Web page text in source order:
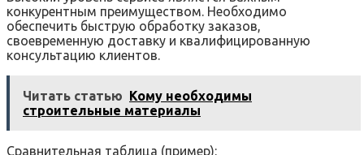
конкурентным преимуществом. Необходимо
обеспечить быструю обработку заказов,
своевременную доставку и квалифицированную
консультацию клиентов.
Читать статью Кому необходимы
строительные материалы
Сравнительная таблица (пример):